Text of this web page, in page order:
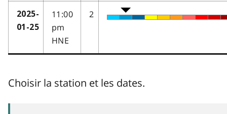
2025-
01-25
11:00
pm
HNE
2
Choisir la station et les dates.